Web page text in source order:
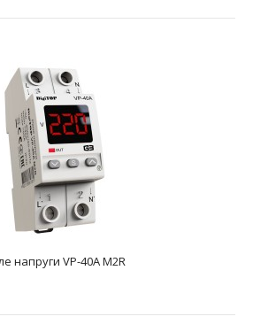
напруги VP-40A M2R